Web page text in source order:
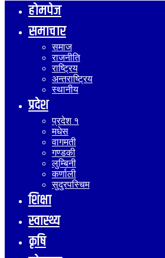
होमपेज
समाचार
समाज
राजनीति
राष्ट्रिय
अन्तराष्ट्रिय
स्थानीय
प्रदेश
प्रदेश १
मधेस
वागमती
गण्डकी
लुम्बिनी
कर्णाली
सुदुरपस्चिम
शिक्षा
स्वास्थ्य
कृषि